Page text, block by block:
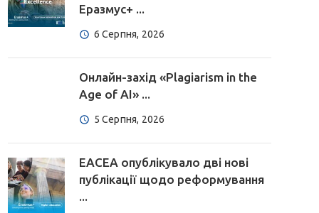
Еразмус+ ...
6 Серпня, 2026
Онлайн-захід «Plagiarism in the
Age of AI» ...
5 Серпня, 2026
EACEA опублікувало дві нові
публікації щодо реформування
...